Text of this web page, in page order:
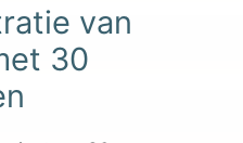
van
30